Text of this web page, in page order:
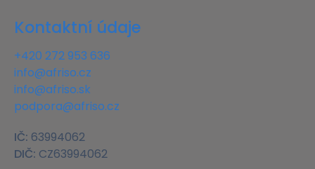
Kontaktní údaje
+420 272 953 636
info@afriso.cz
info@afriso.sk
podpora@afriso.cz
IČ: 63994062
DIČ: CZ63994062